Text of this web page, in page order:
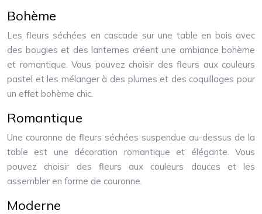
Bohème
Les fleurs séchées en cascade sur une table en bois avec
des bougies et des lanternes créent une ambiance bohème
et romantique. Vous pouvez choisir des fleurs aux couleurs
pastel et les mélanger à des plumes et des coquillages pour
un effet bohème chic.
Romantique
Une couronne de fleurs séchées suspendue au-dessus de la
table est une décoration romantique et élégante. Vous
pouvez choisir des fleurs aux couleurs douces et les
assembler en forme de couronne.
Moderne